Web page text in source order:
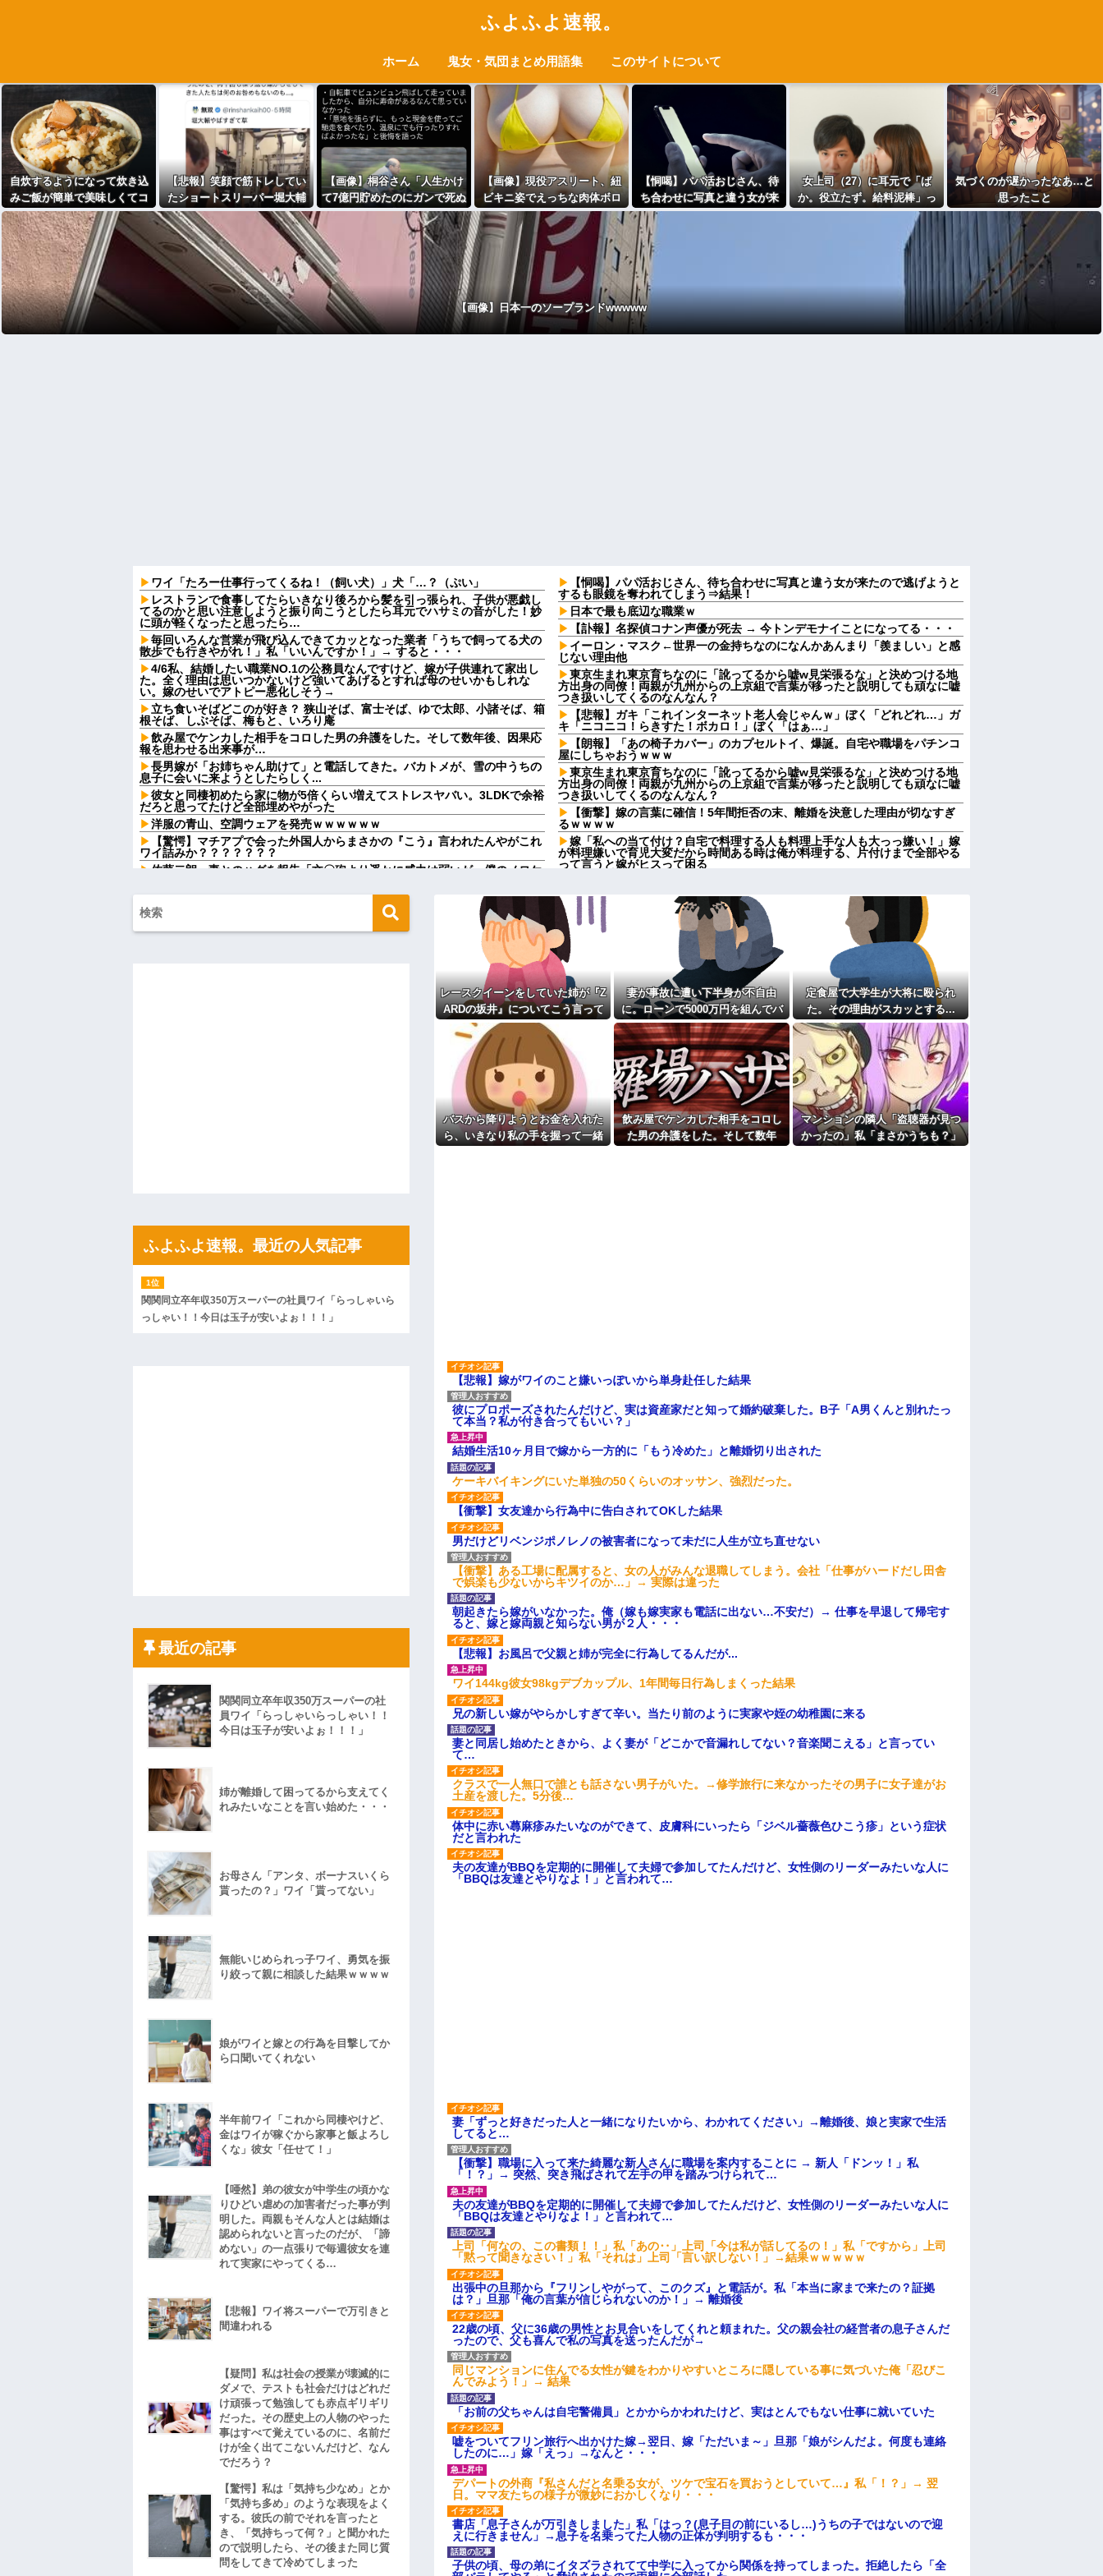
ふよふよ速報。
ホーム 鬼女・気団まとめ用語集 このサイトについて
自炊するようになって炊き込
みご飯が簡単で美味しくてコ
スパもいいことに気づいた
【悲報】笑顔で筋トレしてい
たショートスリーパー堀大輔
さん、「寝たほうが良い」コ
メントにブチ切れて豹変
【画像】桐谷さん「人生かけ
て7億円貯めたのにガンで死ぬ
かも。もっと素直に遊べばよ
かった」
【画像】現役アスリート、紐
ビキニ姿でえっちな肉体ボロ
ンwww
【恫喝】パパ活おじさん、待
ち合わせに写真と違う女が来
たので逃げようとするも眼鏡
を奪われてしまう⇒結果！
女上司（27）に耳元で「ば
か。役立たず。給料泥棒」っ
て囁かれた結果ｗｗｗｗｗｗ
気づくのが遅かったなあ…と
思ったこと
【画像】日本一のソープランドwwwww
ワイ「たろー仕事行ってくるね！（飼い犬）」犬「…？（ぷい」
レストランで食事してたらいきなり後ろから髪を引っ張られ、子供が悪戯し
てるのかと思い注意しようと振り向こうとしたら耳元でハサミの音がした！妙
に頭が軽くなったと思ったら…
毎回いろんな営業が飛び込んできてカッとなった業者「うちで飼ってる犬の
散歩でも行きやがれ！」私「いいんですか！」→ すると・・・
4/6私、結婚したい職業NO.1の公務員なんですけど、嫁が子供連れて家出し
た。全く理由は思いつかないけど強いてあげるとすれば母のせいかもしれな
い。嫁のせいでアトピー悪化しそう→
立ち食いそばどこのが好き？ 狭山そば、富士そば、ゆで太郎、小諸そば、箱
根そば、しぶそば、梅もと、いろり庵
飲み屋でケンカした相手をコロした男の弁護をした。そして数年後、因果応
報を思わせる出来事が…
長男嫁が「お姉ちゃん助けて」と電話してきた。バカトメが、雪の中うちの
息子に会いに来ようとしたらしく...
彼女と同棲初めたら家に物が5倍くらい増えてストレスヤバい。3LDKで余裕
だろと思ってたけど全部埋めやがった
洋服の青山、空調ウェアを発売ｗｗｗｗｗｗ
【驚愕】マチアプで会った外国人からまさかの『こう』言われたんやがこれ
ワイ詰みか？？？？？？？
佐藤二朗、妻とのハグを報告「文〇砲より遥かに威力は弱いが、僕のノロケ
【衝撃】クロちゃん、とち狂ったツイートをする←コレ言うほどおかしい
か？？？？？？
【画像】『20代にしか見えない30代女子』がこちらです←お前らから見てど
義弟嫁「まみって呼んでください！お姉さんができて嬉しいです！」私「え
嫁実家で自分につけられていた屈辱的なあだ名を偶然知ってしまった。しか
俺「おっちゃん、何してるんですか…？」作業着の男性「…」→歩道橋の上
中1の息子が上級生にイジメに遭っているらしい。「男なんだから一発殴っ
死ねだのクソ親父だのうるさかった反抗期の娘が托卵だったことが発覚。嫁
ハードオフに売っていた4万4000円のフィギュアがヤバすぎるｗｗｗｗｗｗ
私「ちょっと、人の家の金庫触らないでよ！」キチママ『そこに金庫があっ
たから、開けてみようとしただけ☆』義兄「泥は出てけ！二度と来るな！」結
【ネット騒然】惨殺されたタワマン頂き女子のこの動画、すげえええええｗ
【愕然】白のクラウン俺氏、高速道路左車線を制限速度で走った結果
wwwwwwwwwwww
百年の恋12-899 食べた量を張り合ってくる
【悲報】佐藤輝明・・・２軍でも盛大にやらかす←あまり悲しませないでく
【恫喝】パパ活おじさん、待ち合わせに写真と違う女が来たので逃げようと
するも眼鏡を奪われてしまう⇒結果！
日本で最も底辺な職業ｗ
【訃報】名探偵コナン声優が死去 → 今トンデモナイことになってる・・・
イーロン・マスク←世界一の金持ちなのになんかあんまり「羨ましい」と感
じない理由他
東京生まれ東京育ちなのに「訛ってるから嘘w見栄張るな」と決めつける地
方出身の同僚！両親が九州からの上京組で言葉が移ったと説明しても頑なに嘘
つき扱いしてくるのなんなん？
【悲報】ガキ「これインターネット老人会じゃんｗ」ぼく「どれどれ…」ガ
キ「ニコニコ！らきすた！ボカロ！」ぼく「はぁ…」
【朗報】「あの椅子カバー」のカプセルトイ、爆誕。自宅や職場をパチンコ
屋にしちゃおうｗｗｗ
東京生まれ東京育ちなのに「訛ってるから嘘w見栄張るな」と決めつける地
方出身の同僚！両親が九州からの上京組で言葉が移ったと説明しても頑なに嘘
つき扱いしてくるのなんなん？
【衝撃】嫁の言葉に確信！5年間拒否の末、離婚を決意した理由が切なすぎ
るｗｗｗｗ
嫁「私への当て付け？自宅で料理する人も料理上手な人も大っっ嫌い！」嫁
が料理嫌いで育児大変だから時間ある時は俺が料理する、片付けまで全部やる
って言うと嫁がヒスって困る
きゃいけないのかが理解できない。
「会社は継ぎたくない」と言って大学中退後に就活するも全滅。アルバイト
すら受からない元彼
【驚愕】嫁の托卵で不倫発覚→間男の謝罪に千載一遇の逆転劇wwww
予約していた美容室が臨時休業。連絡くれてもいいのに
彼の実家に泊まらせてもらってるんだけど、兄弟、親、私、彼でいるときと
か私をほっといて誰かと電話しながらゲームしてるらしく平気で1時間くらい
戻ってこない…
【トラウマ】映画・特撮・アニメ・漫画・ゲームで「主人公がガチで敗北し
た回」と聞いて真っ先に思い浮かぶのは？
「私さんはプロだから」障害のある甥を私に預けようとする義兄嫁、甥を溺
愛し勝手に預かってしまう夫。義兄に叱ってもらっても「兄貴より俺になつい
てるのが面白くないのかな」だって
ウトのセクハラを夫に泣いて訴えても「いいじゃないかそのくらい。我慢し
てたらご褒美あげるから」と迫られた。夫が気持ち悪くて悲鳴をあげたら「う
るさい」とグーで殴られた
アタシ何歳に見える？って誘い受け風の事言うゴミってまだ生存してるよね
～
レースクイーンをしていた姉が『Z
ARDの坂井』についてこう言って
いた
妻が事故に遭い下半身が不自由
に。ローンで5000万円を組んでバ
リアフリーの家を建てた。だが俺
には作戦があった
定食屋で大学生が大将に殴られ
た。その理由がスカッとする...
バスから降りようとお金を入れた
ら、いきなり私の手を握って一緒
飲み屋でケンカした相手をコロし
た男の弁護をした。そして数年
マンションの隣人「盗聴器が見つ
かったの」私「まさかうちも？」
【悲報】嫁がワイのこと嫌いっぽいから単身赴任した結果
彼にプロポーズされたんだけど、実は資産家だと知って婚約破棄した。B子「A男くんと別れたっ
て本当？私が付き合ってもいい？」
結婚生活10ヶ月目で嫁から一方的に「もう冷めた」と離婚切り出された
ケーキバイキングにいた単独の50くらいのオッサン、強烈だった。
【衝撃】女友達から行為中に告白されてOKした結果
男だけどリベンジポノレノの被害者になって未だに人生が立ち直せない
【衝撃】ある工場に配属すると、女の人がみんな退職してしまう。会社「仕事がハードだし田舎
で娯楽も少ないからキツイのか…」→ 実際は違った
朝起きたら嫁がいなかった。俺（嫁も嫁実家も電話に出ない…不安だ）→ 仕事を早退して帰宅す
ると、嫁と嫁両親と知らない男が２人・・・
【悲報】お風呂で父親と姉が完全に行為してるんだが...
ワイ144kg彼女98kgデブカップル、1年間毎日行為しまくった結果
兄の新しい嫁がやらかしすぎて辛い。当たり前のように実家や姪の幼稚園に来る
妻と同居し始めたときから、よく妻が「どこかで音漏れしてない？音楽聞こえる」と言ってい
て…
クラスで一人無口で誰とも話さない男子がいた。→修学旅行に来なかったその男子に女子達がお
土産を渡した。5分後…
体中に赤い蕁麻疹みたいなのができて、皮膚科にいったら「ジベル薔薇色ひこう疹」という症状
だと言われた
夫の友達がBBQを定期的に開催して夫婦で参加してたんだけど、女性側のリーダーみたいな人に
「BBQは友達とやりなよ！」と言われて…
妻「ずっと好きだった人と一緒になりたいから、わかれてください」→離婚後、娘と実家で生活
してると…
【衝撃】職場に入って来た綺麗な新人さんに職場を案内することに → 新人「ドンッ！」私
「！？」→ 突然、突き飛ばされて左手の甲を踏みつけられて…
夫の友達がBBQを定期的に開催して夫婦で参加してたんだけど、女性側のリーダーみたいな人に
「BBQは友達とやりなよ！」と言われて…
上司「何なの、この書類！！」私「あの‥」上司「今は私が話してるの！」私「ですから」上司
「黙って聞きなさい！」私「それは」上司「言い訳しない！」→結果ｗｗｗｗｗ
出張中の旦那から『フリンしやがって、このクズ』と電話が。私「本当に家まで来たの？証拠
は？」旦那「俺の言葉が信じられないのか！」→ 離婚後
22歳の頃、父に36歳の男性とお見合いをしてくれと頼まれた。父の親会社の経営者の息子さんだ
ったので、父も喜んで私の写真を送ったんだが→
同じマンションに住んでる女性が鍵をわかりやすいところに隠している事に気づいた俺「忍びこ
んでみよう！」→ 結果
「お前の父ちゃんは自宅警備員」とかからかわれたけど、実はとんでもない仕事に就いていた
嘘をついてフリン旅行へ出かけた嫁→翌日、嫁「ただいま～」旦那「娘がシんだよ。何度も連絡
したのに…」嫁「えっ」→なんと・・・
デパートの外商『私さんだと名乗る女が、ツケで宝石を買おうとしていて…』私「！？」→ 翌
日。ママ友たちの様子が微妙におかしくなり・・・
書店「息子さんが万引きしました」私「はっ？(息子目の前にいるし…)うちの子ではないので迎
えに行きません」→息子を名乗ってた人物の正体が判明するも・・・
子供の頃、母の弟にイタズラされてて中学に入ってから関係を持ってしまった。拒絶したら「全
ふよふよ速報。最近の人気記事
関関同立卒年収350万スーパーの社員ワイ「らっしゃいら
っしゃい！！今日は玉子が安いよぉ！！！」
最近の記事
関関同立卒年収350万スーパーの社
員ワイ「らっしゃいらっしゃい！！
今日は玉子が安いよぉ！！！」
姉が離婚して困ってるから支えてく
れみたいなことを言い始めた・・・
お母さん「アンタ、ボーナスいくら
貰ったの？」ワイ「貰ってない」
無能いじめられっ子ワイ、勇気を振
り絞って親に相談した結果ｗｗｗｗ
娘がワイと嫁との行為を目撃してか
ら口聞いてくれない
半年前ワイ「これから同棲やけど、
金はワイが稼ぐから家事と飯よろし
くな」彼女「任せて！」
【唖然】弟の彼女が中学生の頃かな
りひどい虐めの加害者だった事が判
明した。両親もそんな人とは結婚は
認められないと言ったのだが、「諦
めない」の一点張りで毎週彼女を連
れて実家にやってくる…
【悲報】ワイ将スーパーで万引きと
間違われる
【疑問】私は社会の授業が壊滅的に
ダメで、テストも社会だけはどれだ
け頑張って勉強しても赤点ギリギリ
だった。その歴史上の人物のやった
事はすべて覚えているのに、名前だ
けが全く出てこないんだけど、なん
でだろう？
【驚愕】私は「気持ち少なめ」とか
「気持ち多め」のような表現をよく
する。彼氏の前でそれを言ったと
き、「気持ちって何？」と聞かれた
ので説明したら、その後また同じ質
問をしてきて冷めてしまった